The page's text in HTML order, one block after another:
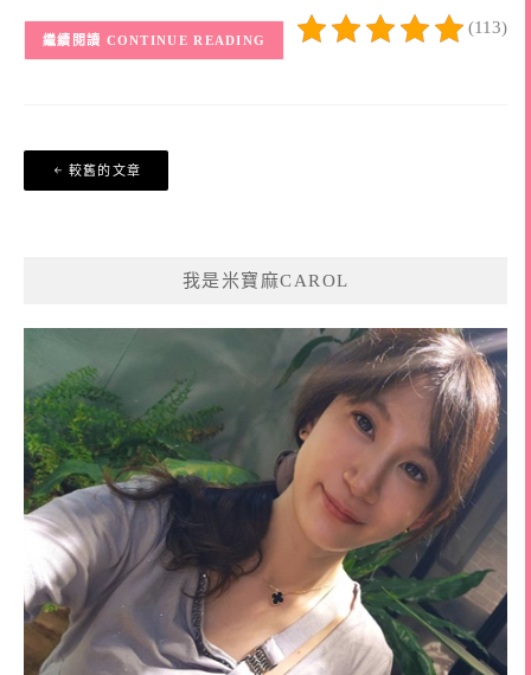
(113)
CONTINUE READING
文
章
較舊的文章
我是米寶麻CAROL